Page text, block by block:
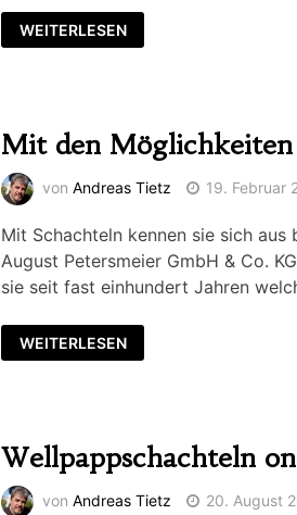
WEITERLESEN
Mit den Möglichkeiten
von Andreas Tietz 19. Februar
Mit Schachteln kennen sie sich
August Petersmeier GmbH & Co.
sie seit fast einhundert Jahren
WEITERLESEN
Wellpappschachteln
von Andreas Tietz 20. August